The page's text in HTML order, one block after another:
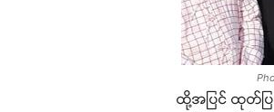
ထို့အပြင် ထုတ်ပြ